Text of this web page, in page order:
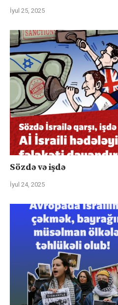
İyul 25, 2025
Sözdə və işdə
İyul 24, 2025